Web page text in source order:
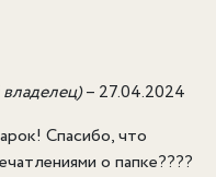
– 27.04.2024
Спасибо, что
о папке????